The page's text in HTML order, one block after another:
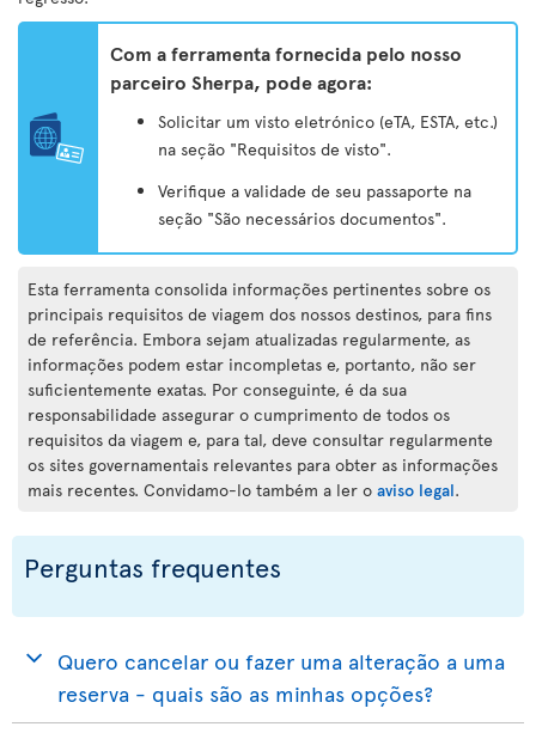
Com a ferramenta fornecida pelo nosso
parceiro Sherpa, pode agora:
Solicitar um visto eletrónico (eTA, ESTA, etc.)
na seção "Requisitos de visto".
Verifique a validade de seu passaporte na
seção "São necessários documentos".
Esta ferramenta consolida informações pertinentes sobre os
principais requisitos de viagem dos nossos destinos, para fins
de referência. Embora sejam atualizadas regularmente, as
informações podem estar incompletas e, portanto, não ser
suficientemente exatas. Por conseguinte, é da sua
responsabilidade assegurar o cumprimento de todos os
requisitos da viagem e, para tal, deve consultar regularmente
os sites governamentais relevantes para obter as informações
mais recentes. Convidamo-lo também a ler o aviso legal.
Perguntas frequentes
Quero cancelar ou fazer uma alteração a uma
reserva - quais são as minhas opções?